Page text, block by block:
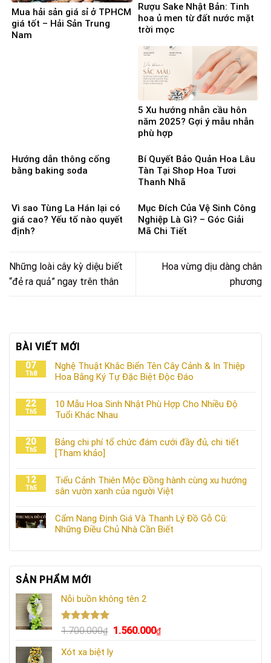
Mua hải sản giá sỉ ở TPHCM
giá tốt – Hải Sản Trung
Nam
Rượu Sake Nhật Bản: Tinh
hoa ủ men từ đất nước mặt
trời mọc
5 Xu hướng nhẫn cầu hôn
năm 2025? Gợi ý mẫu nhẫn
phù hợp
Hướng dẫn thông cống
bằng baking soda
Bí Quyết Bảo Quản Hoa Lâu
Tàn Tại Shop Hoa Tươi
Thanh Nhã
Vì sao Tùng La Hán lại có
giá cao? Yếu tố nào quyết
định?
Mục Đích Của Vệ Sinh Công
Nghiệp Là Gì? – Góc Giải
Mã Chi Tiết
Những loài cây kỳ diệu biết
“đẻ ra quả” ngay trên thân
Hoa vừng dịu dàng chân
phương
BÀI VIẾT MỚI
07
Th8
Nghệ Thuật Khắc Biển Tên Cây Cảnh & In Thiệp
Hoa Bằng Ký Tự Đặc Biệt Độc Đáo
22
Th5
10 Mẫu Hoa Sinh Nhật Phù Hợp Cho Nhiều Độ
Tuổi Khác Nhau
20
Th5
Bảng chi phí tổ chức đám cưới đầy đủ, chi tiết
[Tham khảo]
12
Th5
Tiểu Cảnh Thiên Mộc Đồng hành cùng xu hướng
sân vườn xanh của người Việt
Cẩm Nang Định Giá Và Thanh Lý Đồ Gỗ Cũ:
Những Điều Chủ Nhà Cần Biết
SẢN PHẨM MỚI
Nỗi buồn không tên 2
Được xếp
5 sao
1.700.000₫
Giá
là:
1.560.000₫Giá
Xót xa biệt ly